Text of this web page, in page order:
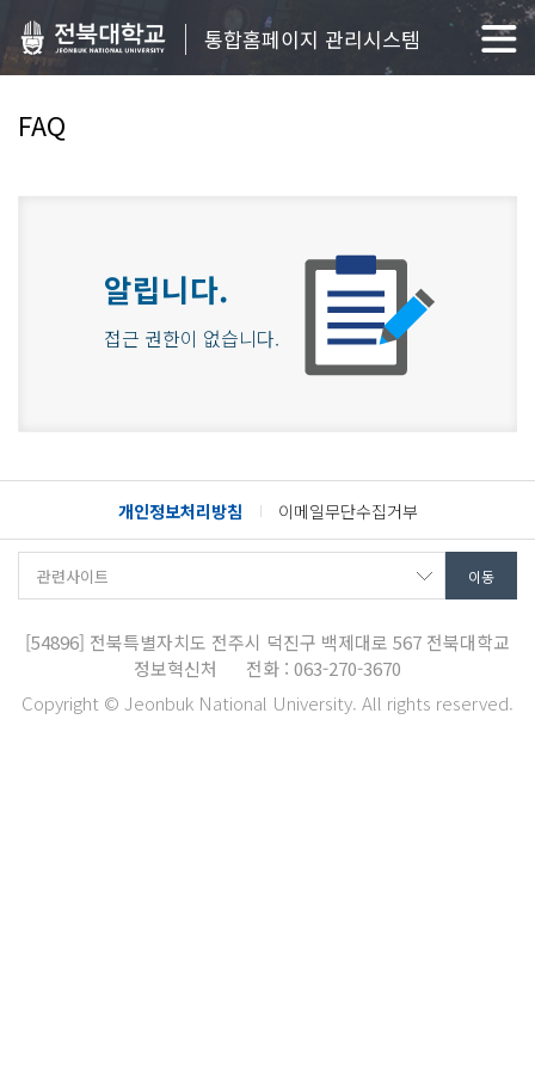
통합홈페이지 관리시스템
FAQ
알립니다.
접근 권한이 없습니다.
개인정보처리방침 이메일무단수집거부
[54896] 전북특별자치도 전주시 덕진구 백제대로 567 전북대학교
정보혁신처
전화 : 063-270-3670
Copyright © Jeonbuk National University. All rights reserved.